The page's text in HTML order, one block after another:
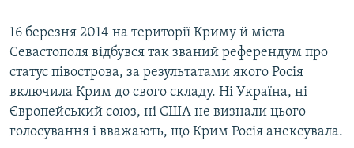
16 березня 2014 на території Криму й міста
Севастополя відбувся так званий референдум про
статус півострова, за результатами якого Росія
включила Крим до свого складу. Ні Україна, ні
Європейський союз, ні США не визнали цього
голосування і вважають, що Крим Росія анексувала.